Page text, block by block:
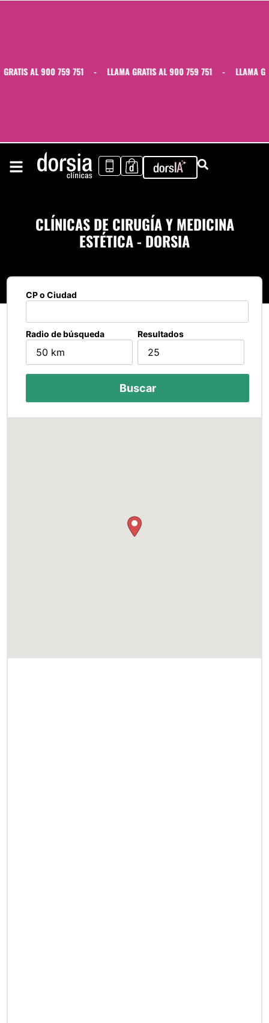
AL 900 759 751 - LLAMA GRATIS AL 900 759 751 - LLAMA
CLÍNICAS DE CIRUGÍA Y MEDICINA
ESTÉTICA - DORSIA
CP o Ciudad
Radio de búsqueda Resultados